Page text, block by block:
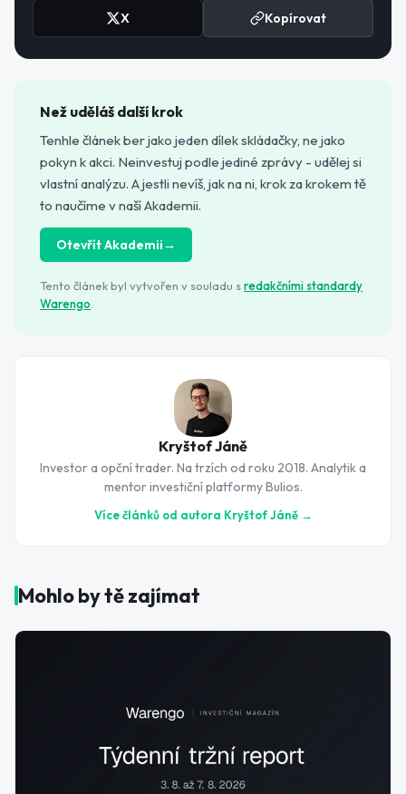
X Kopírovat
Než uděláš další krok
Tenhle článek ber jako jeden dílek skládačky, ne jako
pokyn k akci. Neinvestuj podle jediné zprávy - udělej si
vlastní analýzu. A jestli nevíš, jak na ni, krok za krokem tě
to naučíme v naší Akademii.
Otevřít Akademii→
Tento článek byl vytvořen v souladu sredakčními standardy
Warengo
Kryštof Jáně
Investor a opční trader. Na trzích od roku 2018. Analytik a
mentor investiční platformy Bulios.
Více článků od autora Kryštof Jáně →
Mohlo by tě zajímat